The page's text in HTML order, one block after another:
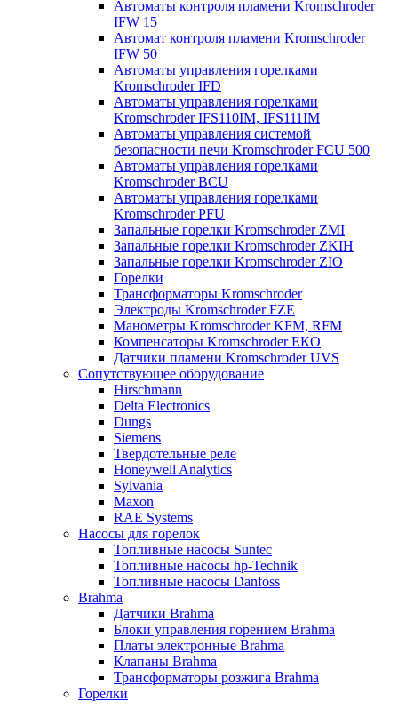
Автоматы контроля пламени Kromschroder
IFW 15
Автомат контроля пламени Kromschroder
IFW 50
Автоматы управления горелками
Kromschroder IFD
Автоматы управления горелками
Kromschroder IFS110IM, IFS111IM
Автоматы управления системой
безопасности печи Kromschroder FCU 500
Автоматы управления горелками
Kromschroder BCU
Автоматы управления горелками
Kromschroder PFU
Запальные горелки Kromschroder ZМI
Запальные горелки Kromschroder ZKIH
Запальные горелки Kromschroder ZIO
Горелки
Трансформаторы Kromschroder
Электроды Kromschroder FZE
Манометры Kromschroder KFM, RFM
Компенсаторы Kromschroder ЕКО
Датчики пламени Kromschroder UVS
Сопутствующее оборудование
Hirschmann
Delta Electronics
Dungs
Siemens
Твердотельные реле
Honeywell Analytics
Sylvania
Maxon
RAE Systems
Насосы для горелок
Топливные насосы Suntec
Топливные насосы hp-Technik
Топливные насосы Danfoss
Brahma
Датчики Brahma
Блоки управления горением Brahma
Платы электронные Brahma
Клапаны Brahma
Трансформаторы розжига Brahma
Горелки